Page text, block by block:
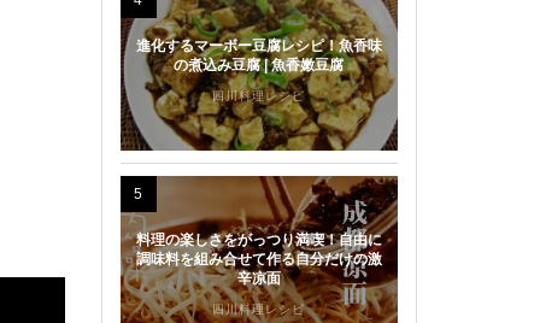
進化するマーボー豆腐レシピ！魚香味
の煮込み豆腐 | 魚香嫩豆腐
四川料理レシピ
5
料理の楽しさをがっつり満喫！自由に
調味料を組み合せて作る自分だけの激
辛凉面
四川料理レシピ